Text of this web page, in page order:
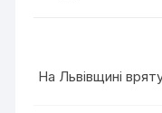
На Львівщині